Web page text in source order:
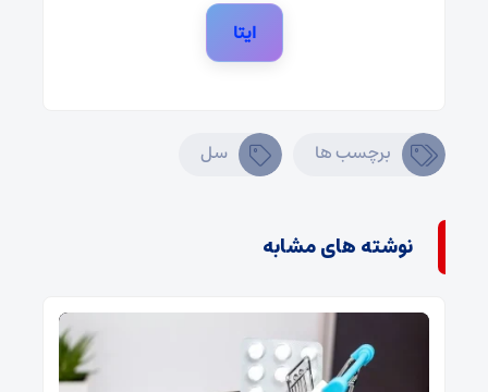
ایتا
برچسب ها سل
نوشته های مشابه